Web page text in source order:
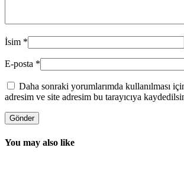
İsim *
E-posta *
Daha sonraki yorumlarımda kullanılması
adresim ve site adresim bu tarayıcıya
You may also like